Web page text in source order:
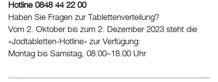
Hotline 0848 44 22 00
Haben Sie Fragen zur Tablettenverteilung?
Vom 2. Oktober bis zum 2. Dezember 2023 steht die
«Jodtabletten-Hotline» zur Verfügung:
Montag bis Samstag, 08.00–18.00 Uhr